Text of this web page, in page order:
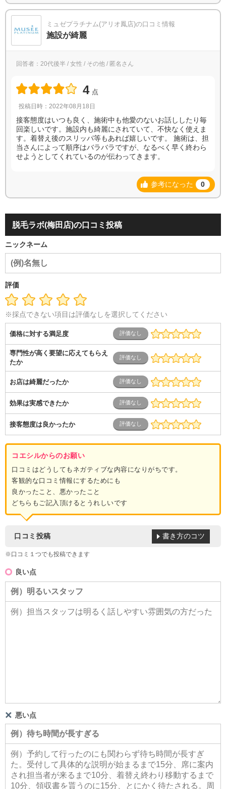
ミュゼプラチナム(アリオ鳳店)の口コミ情報
施設が綺麗
回答者：20代後半 / 女性 / その他 / 匿名さん
4 点
投稿日時：2022年08月18日
接客態度はいつも良く、施術中も他愛のないお話ししたり毎
回楽しいです。施設内も綺麗にされていて、不快なく使えま
す。着替え後のスリッパ等もあれば嬉しいです。 施術は、担
当さんによって順序はバラバラですが、なるべく早く終わら
せようとしてくれているのが伝わってきます。
参考になった 0
脱毛ラボ(梅田店)の口コミ投稿
ニックネーム
評価
※採点できない項目は評価なしを選択してください
価格に対する満足度
専門性が高く要望に応えてもらえ
たか
お店は綺麗だったか
効果は実感できたか
接客態度は良かったか
コエシルからのお願い
口コミはどうしてもネガティブな内容になりがちです。
客観的な口コミ情報にするためにも
良かったこと、悪かったこと
どちらもご記入頂けるとうれしいです
口コミ投稿
※口コミ１つでも投稿できます
書き方のコツ
良い点
悪い点